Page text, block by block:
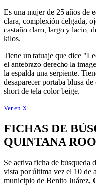
Es una mujer de 25 años de
clara, complexión delgada,
castaño claro, largo y lacio,
kilos.
Tiene un tatuaje que dice
el antebrazo derecho la
la espalda una serpiente.
desaparecer portaba blusa
short de tela color beige.
Ver en X
FICHAS DE
QUINTANA ROO
Se activa ficha de búsqueda
vista por última vez el 10 de
municipio de Benito Juárez,